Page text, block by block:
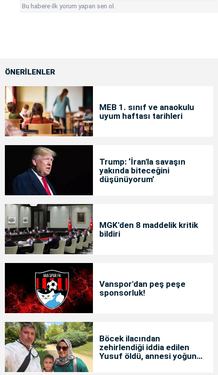
Bu habere ilk yorum yapan sen ol.
ÖNERİLENLER
MEB 1. sınıf ve anaokulu
uyum haftası tarihleri
Trump: ‘İran'la savaşın
yakında biteceğini
düşünüyorum’
MGK'den 8 maddelik kritik
bildiri
Vanspor'dan peş peşe
sponsorluk!
Böcek ilacından
zehirlendiği iddia edilen
Yusuf öldü, annesi yoğun